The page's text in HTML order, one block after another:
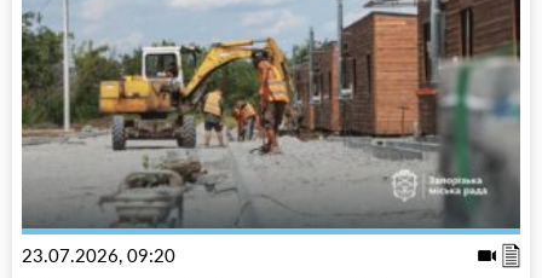
23.07.2026, 09:20